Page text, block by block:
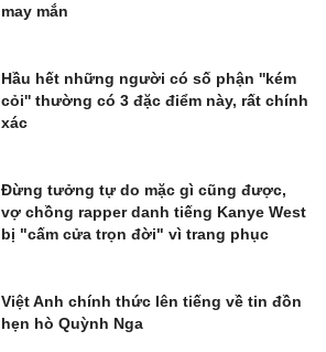
may mắn
Hầu hết những người có số phận ''kém
cỏi'' thường có 3 đặc điểm này, rất chính
xác
Đừng tưởng tự do mặc gì cũng được,
vợ chồng rapper danh tiếng Kanye West
bị "cấm cửa trọn đời" vì trang phục
Việt Anh chính thức lên tiếng về tin đồn
hẹn hò Quỳnh Nga